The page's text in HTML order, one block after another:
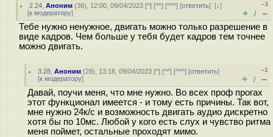
2.24 ,Аноним (36), 12:00, 09/04/2023 [^] [^^] [^^^] [ответить][↓]
[к модератору]
–1
+ / –
Тебе нужно ненужное, двигать можно только разрешение в
виде кадров. Чем больше у тебя будет кадров тем точнее
можно двигать.
3.28 ,Аноним (28), 13:18, 09/04/2023 [^] [^^] [^^^] [ответить]
[к модератору]
–1
+ / –
Давай, поучи меня, что мне нужно. Во всех проф прогах
этот функционал имеется - и тому есть причины. Так вот,
мне нужно 24к/с и возможность двигать аудио дискретно
хотя бы по 10мс. Любой у кого есть слух и чувство ритма
меня поймет, остальные проходят мимо.